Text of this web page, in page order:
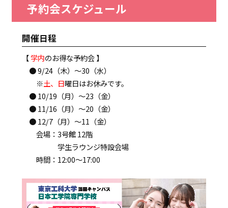
予約会スケジュール
開催日程
【学内のお得な予約会 】
● 9/24（木）～30（水）
※土、日曜日はお休みです。
● 10/19（月）～23（金）
● 11/16（月）～20（金）
● 12/7（月）～11（金）
会場：3号館 12階
学生ラウンジ特設会場
時間：12:00～17:00